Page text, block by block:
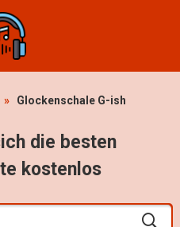
» Glockenschale G-ish
die besten
kostenlos